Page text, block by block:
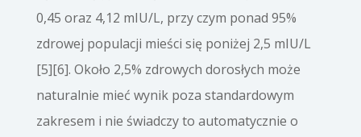
0,45 oraz 4,12 mIU/L, przy czym ponad 95%
zdrowej populacji mieści się poniżej 2,5 mIU/L
[5][6]. Około 2,5% zdrowych dorosłych może
naturalnie mieć wynik poza standardowym
zakresem i nie świadczy to automatycznie o